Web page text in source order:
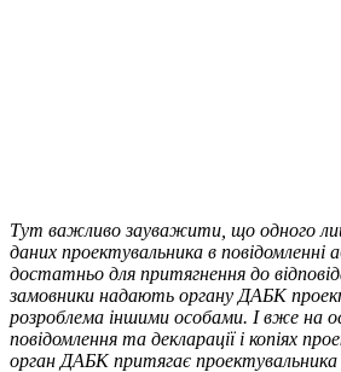
Тут важливо зауважити, що одного
даних проектувальника в повідомленні
достатньо для притягнення до
замовники надають органу ДАБК
розроблема іншими особами. І вже на
повідомлення та декларації і копіях
орган ДАБК притягає проектувальника